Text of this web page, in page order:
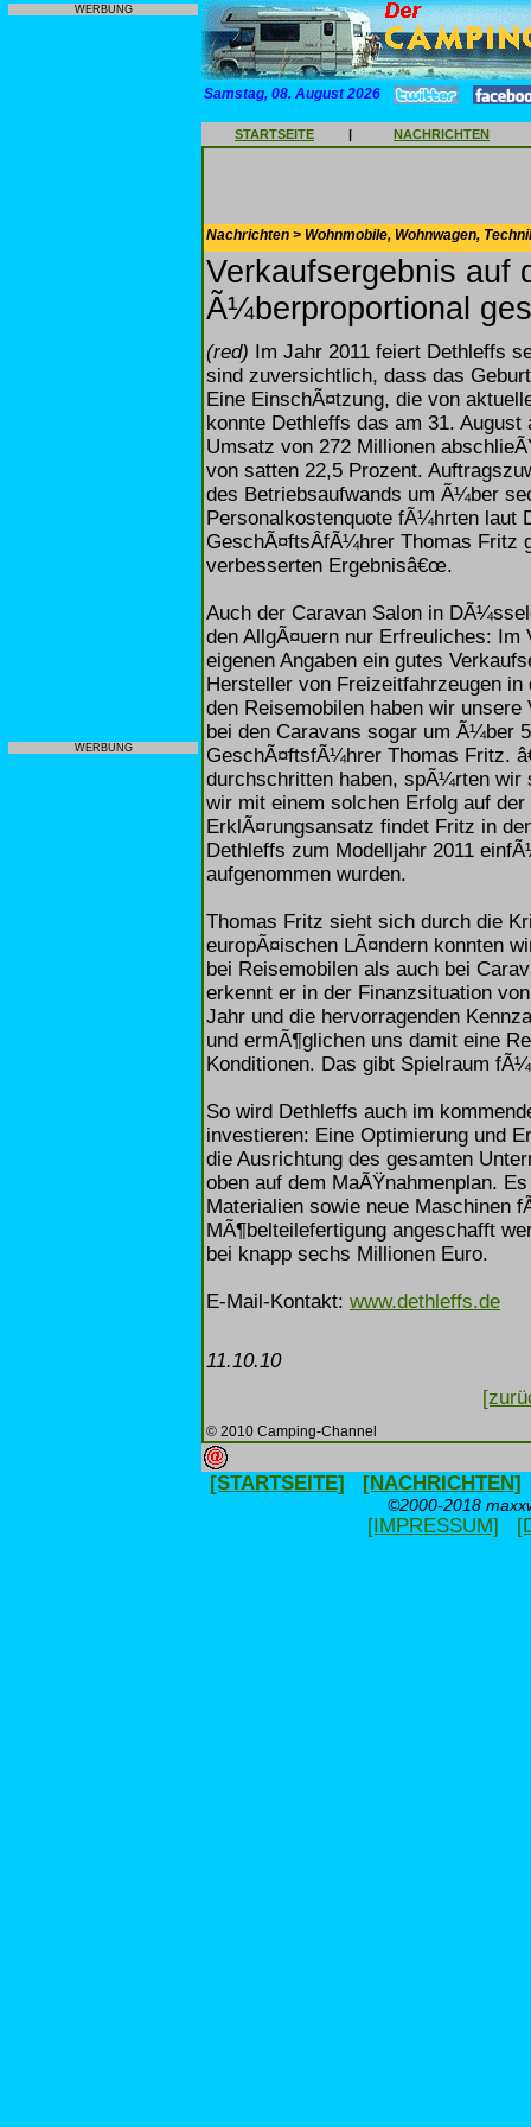
WERBUNG
WERBUNG
Samstag, 08. August 2026
STARTSEITE | NACHRICHTEN
Nachrichten > Wohnmobile, Wohnwagen,
Verkaufsergebnis auf
Ã¼berproportional
(red) Im Jahr 2011 feiert Dethleffs
sind zuversichtlich, dass das
Eine EinschÃ¤tzung, die von
konnte Dethleffs das am 31.
Umsatz von 272 Millionen
von satten 22,5 Prozent.
des Betriebsaufwands um Ã¼ber
Personalkostenquote fÃ¼hrten laut
GeschÃ¤ftsÂ­fÃ¼hrer Thomas Fritz
verbesserten Ergebnisâ€œ.
Auch der Caravan Salon in
den AllgÃ¤uern nur Erfreuliches:
eigenen Angaben ein gutes
Hersteller von Freizeitfahrzeugen
den Reisemobilen haben wir
bei den Caravans sogar um Ã¼ber
GeschÃ¤ftsfÃ¼hrer Thomas Fritz.
durchschritten haben, spÃ¼rten wir
wir mit einem solchen Erfolg auf
ErklÃ¤rungsansatz findet Fritz in
Dethleffs zum Modelljahr 2011
aufgenommen wurden.
Thomas Fritz sieht sich durch die
europÃ¤ischen LÃ¤ndern konnten
bei Reisemobilen als auch bei
erkennt er in der Finanzsituation
Jahr und die hervorragenden
und ermÃ¶glichen uns damit eine
Konditionen. Das gibt Spielraum
So wird Dethleffs auch im
investieren: Eine Optimierung und
die Ausrichtung des gesamten
oben auf dem MaÃŸnahmenplan.
Materialien sowie neue Maschinen
MÃ¶belteilefertigung angeschafft
bei knapp sechs Millionen Euro.
E-Mail-Kontakt: www.dethleffs.de
11.10.10
© 2010 Camping-Channel
[STARTSEITE] [NACHRICHTEN]
©2000-2018
[IMPRESSUM]